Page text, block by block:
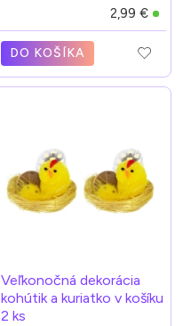
2,99 €
DO KOŠÍKA
Veľkonočná dekorácia
kohútik a kuriatko v košíku
2 ks